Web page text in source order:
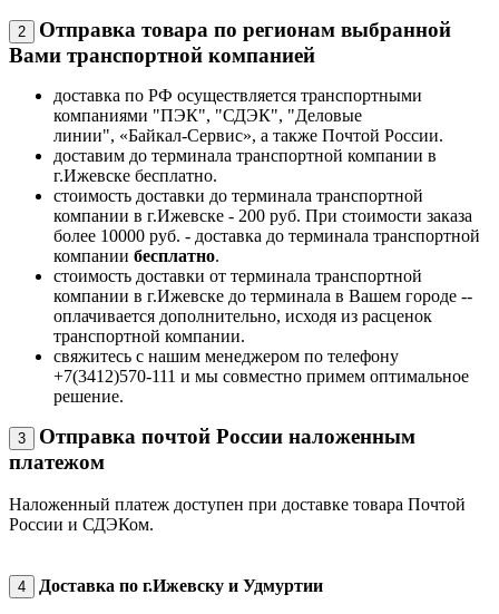
2
Отправка товара по регионам выбранной
Вами транспортной компанией
доставка по РФ осуществляется транспортными
компаниями "ПЭК", "СДЭК", "Деловые
линии", «Байкал-Сервис», а также Почтой России.
доставим до терминала транспортной компании в
г.Ижевске бесплатно.
стоимость доставки до терминала транспортной
компании в г.Ижевске - 200 руб. При стоимости заказа
более 10000 руб. - доставка до терминала транспортной
компании бесплатно.
стоимость доставки от терминала транспортной
компании в г.Ижевске до терминала в Вашем городе --
оплачивается дополнительно, исходя из расценок
транспортной компании.
свяжитесь с нашим менеджером по телефону
+7(3412)570-111 и мы совместно примем оптимальное
решение.
3
Отправка почтой России наложенным
платежом
Наложенный платеж доступен при доставке товара Почтой
России и СДЭКом.
4 Доставка по г.Ижевску и Удмуртии